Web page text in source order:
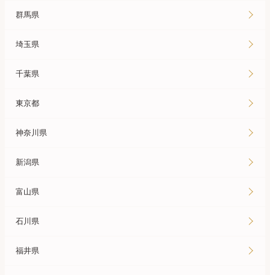
群馬県
埼玉県
千葉県
東京都
神奈川県
新潟県
富山県
石川県
福井県